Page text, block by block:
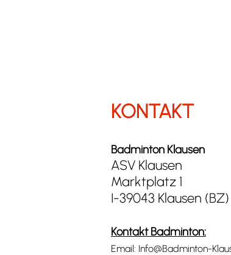
KONTAKT
Badminton Klausen
ASV Klausen
Marktplatz 1
I-39043 Klausen (BZ)
Kontakt Badminton:
Email: Info@Badminton-